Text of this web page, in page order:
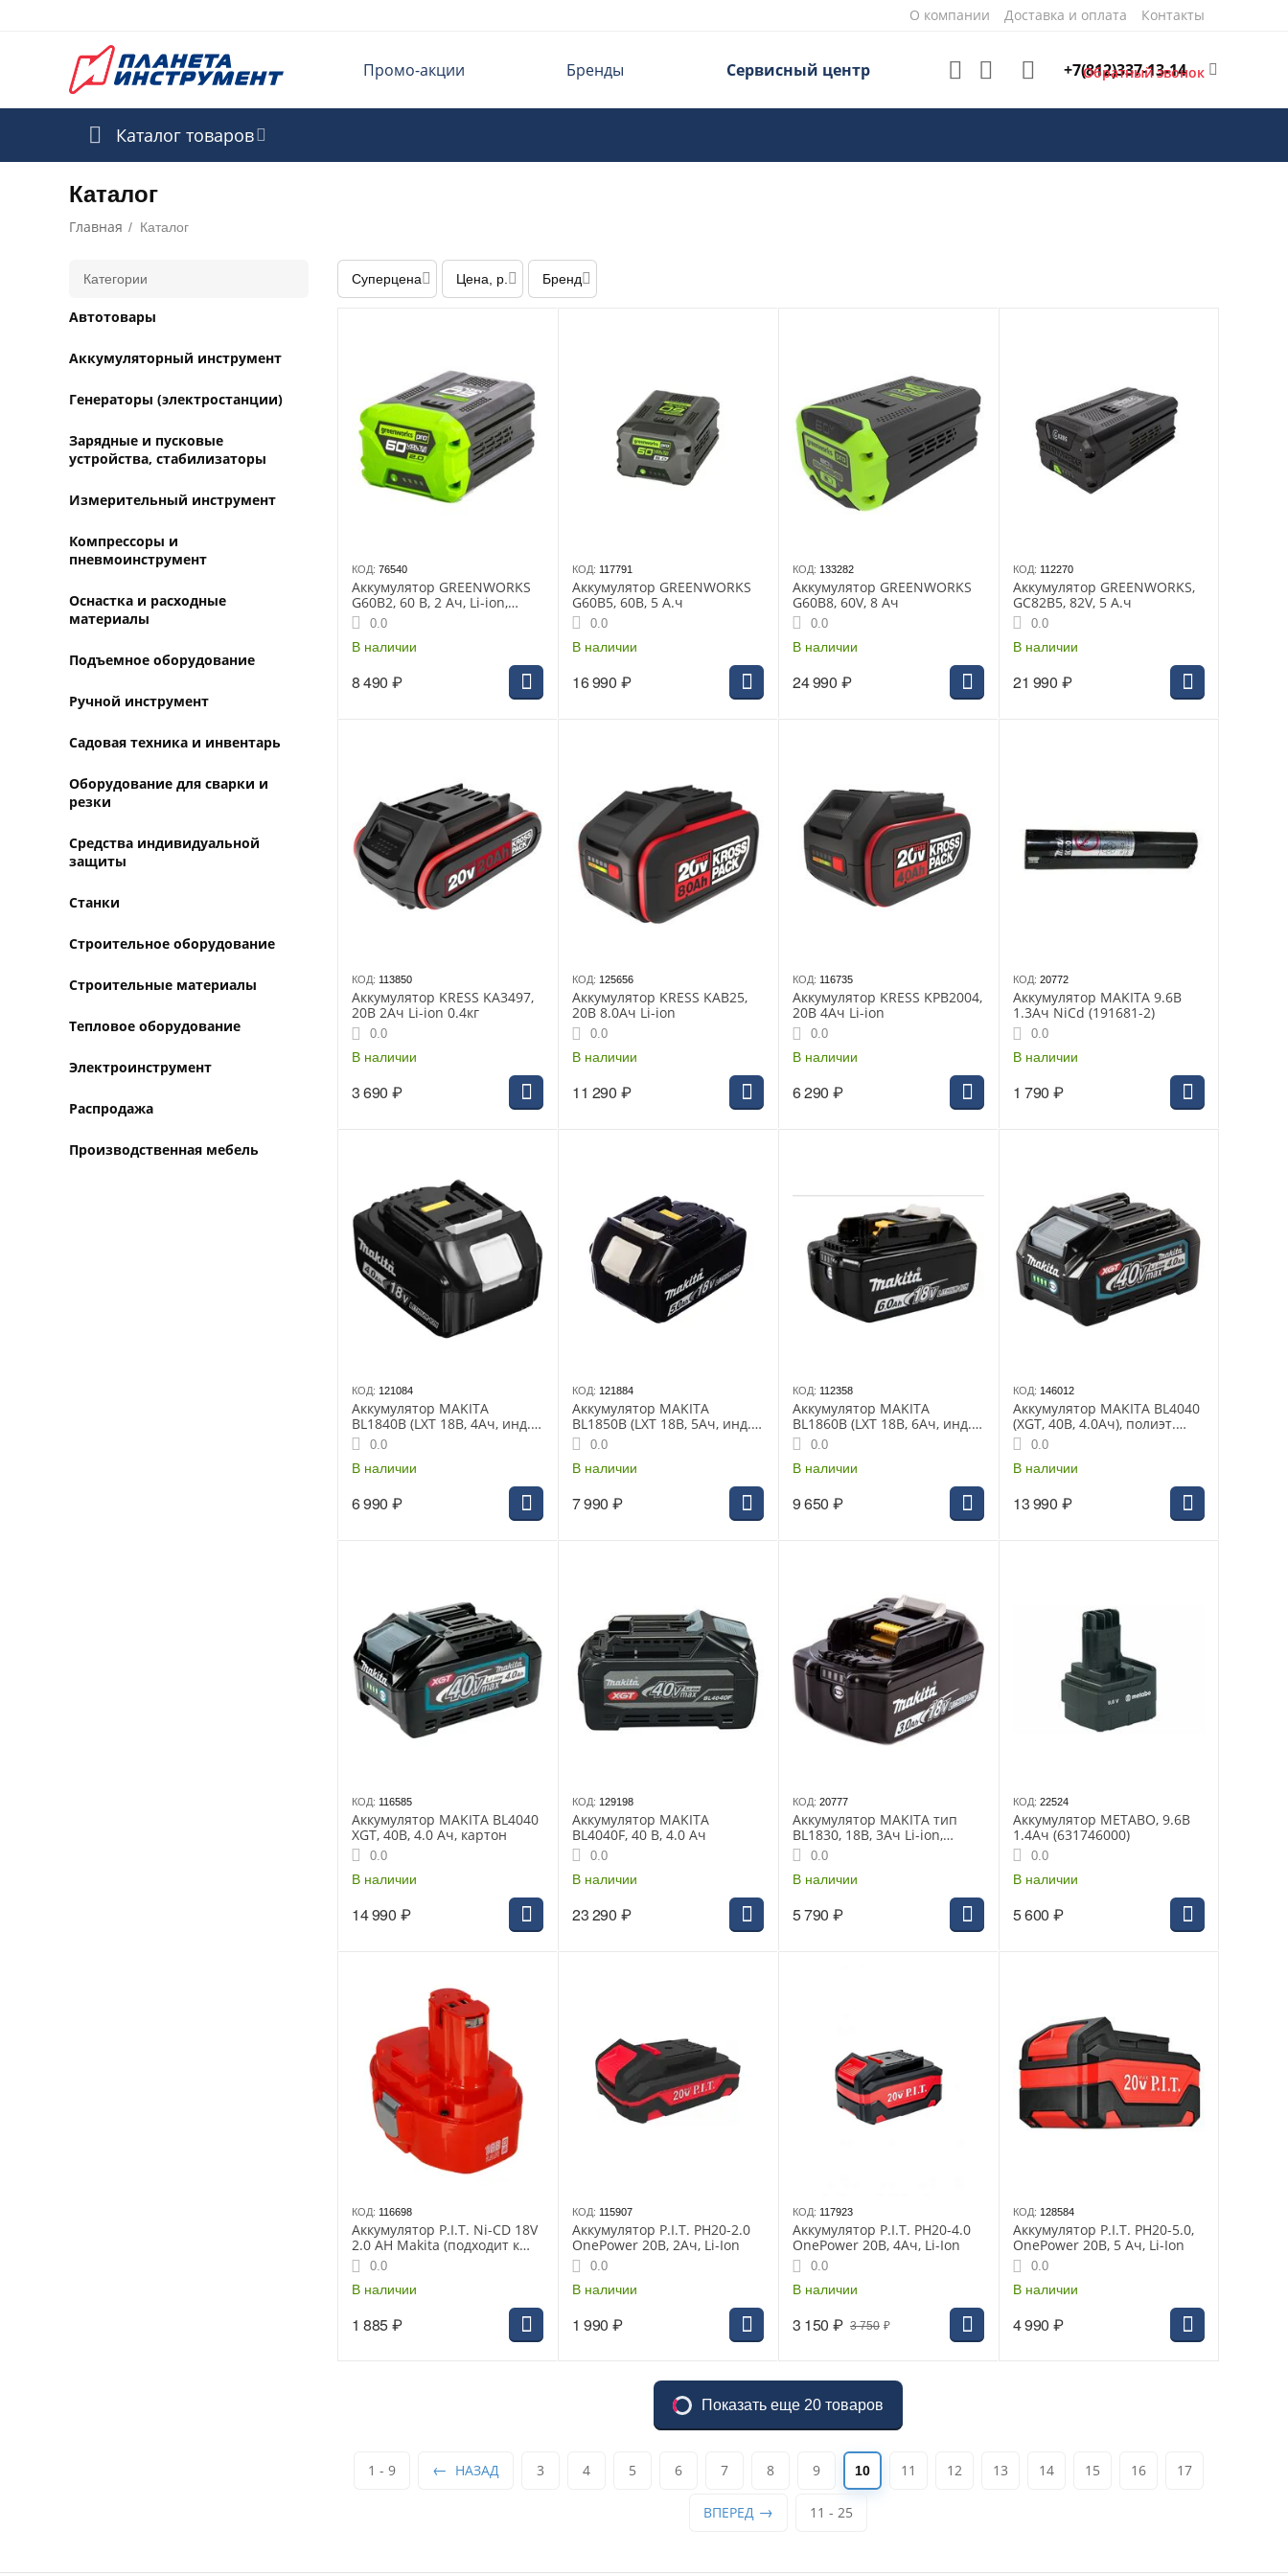
О компании Доставка и оплата Контакты
Промо-акции Бренды Сервисный центр +7(812)337-13-14
Обратный звонок
Каталог товаров
Каталог
Главная / Каталог
Суперцена Цена, р. Бренд
КОД: 76540
Аккумулятор GREENWORKS
G60B2, 60 В, 2 Ач, Li-ion,
время зарядки 60 мин (до
-20°С)
0.0
В наличии
8 490 ₽
КОД: 117791
Аккумулятор GREENWORKS
G60B5, 60В, 5 А.ч
0.0
В наличии
16 990 ₽
КОД: 133282
Аккумулятор GREENWORKS
G60B8, 60V, 8 Ач
0.0
В наличии
24 990 ₽
КОД: 112270
Аккумулятор GREENWORKS,
GC82B5, 82V, 5 А.ч
0.0
В наличии
21 990 ₽
КОД: 113850
Аккумулятор KRESS KA3497,
20В 2Ач Li-ion 0.4кг
0.0
В наличии
3 690 ₽
КОД: 125656
Аккумулятор KRESS KAB25,
20В 8.0Ач Li-ion
0.0
В наличии
11 290 ₽
КОД: 116735
Аккумулятор KRESS KPB2004,
20В 4Ач Li-ion
0.0
В наличии
6 290 ₽
КОД: 20772
Аккумулятор MAKITA 9.6В
1.3Ач NiCd (191681-2)
0.0
В наличии
1 790 ₽
КОД: 121084
Аккумулятор MAKITA
BL1840B (LXT 18В, 4Ач, инд.
заряда), полиэт.пакет, 1 шт.
0.0
В наличии
6 990 ₽
КОД: 121884
Аккумулятор MAKITA
BL1850B (LXT 18В, 5Ач, инд.
заряда), полиэт.пакет
0.0
В наличии
7 990 ₽
КОД: 112358
Аккумулятор MAKITA
BL1860B (LXT 18В, 6Ач, инд.
заряда), полиэт. пакет, 1 шт.,
632F69-8
0.0
В наличии
9 650 ₽
КОД: 146012
Аккумулятор MAKITA BL4040
(XGT, 40В, 4.0Ач), полиэт.
пакет, 1 шт. (632N72-7)
0.0
В наличии
13 990 ₽
КОД: 116585
Аккумулятор MAKITA BL4040
XGT, 40В, 4.0 Ач, картон
0.0
В наличии
14 990 ₽
КОД: 129198
Аккумулятор MAKITA
BL4040F, 40 В, 4.0 Ач
0.0
В наличии
23 290 ₽
КОД: 20777
Аккумулятор MAKITA тип
BL1830, 18В, 3Ач Li-ion,
коробка, с индикатором
0.0
В наличии
5 790 ₽
КОД: 22524
Аккумулятор METABO, 9.6В
1.4Ач (631746000)
0.0
В наличии
5 600 ₽
КОД: 116698
Аккумулятор P.I.T. Ni-CD 18V
2.0 AН Makita (подходит к
6347 DWAE )
0.0
В наличии
1 885₽
КОД: 115907
Аккумулятор P.I.T. PH20-2.0
OnePower 20В, 2Ач, Li-Ion
0.0
В наличии
1 990 ₽
КОД: 117923
Аккумулятор P.I.T. PH20-4.0
OnePower 20В, 4Ач, Li-Ion
0.0
В наличии
3 750 ₽
3 150 ₽
КОД: 128584
Аккумулятор P.I.T. PH20-5.0,
OnePower 20В, 5 Ач, Li-Ion
0.0
В наличии
4 990 ₽
Показать еще 20 товаров
1 - 9 НАЗАД 3 4 5 6 7 8 9 10 11 12 13 14 15 16 17
ВПЕРЕД 11 - 25
Категории
Автотовары
Аккумуляторный инструмент
Генераторы (электростанции)
Зарядные и пусковые
устройства, стабилизаторы
Измерительный инструмент
Компрессоры и
пневмоинструмент
Оснастка и расходные
материалы
Подъемное оборудование
Ручной инструмент
Садовая техника и инвентарь
Оборудование для сварки и
резки
Средства индивидуальной
защиты
Станки
Строительное оборудование
Строительные материалы
Тепловое оборудование
Электроинструмент
Распродажа
Производственная мебель